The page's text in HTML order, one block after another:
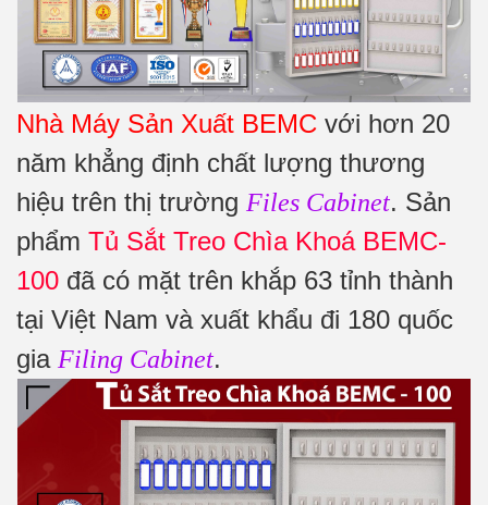
Nhà Máy Sản Xuất BEMC với hơn 20
năm khẳng định chất lượng thương
hiệu trên thị trường Files Cabinet. Sản
phẩm Tủ Sắt Treo Chìa Khoá BEMC-
100 đã có mặt trên khắp 63 tỉnh thành
tại Việt Nam và xuất khẩu đi 180 quốc
gia Filing Cabinet.